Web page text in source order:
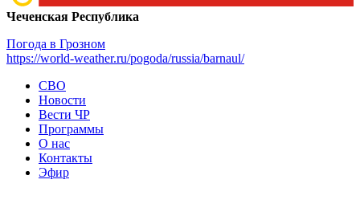
Чеченская Республика
Погода в Грозном
https://world-weather.ru/pogoda/russia/barnaul/
СВО
Новости
Вести ЧР
Программы
О нас
Контакты
Эфир